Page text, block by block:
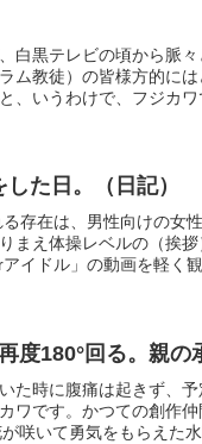
白黒テレビの頃から脈
ム教徒）の皆様方的に
、いうわけで、フジカワ
た日。（日記）
る存在は、男性向けの女
まえ体操レベルの（挨
イドル」の動画を軽く観
度180°回る。親の
た時に腹痛は起きず、
ワです。かつての創作
咲いて勇気をもらえた